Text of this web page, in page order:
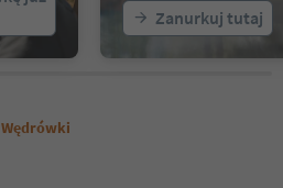
Zanurkuj tutaj
Wędrówki